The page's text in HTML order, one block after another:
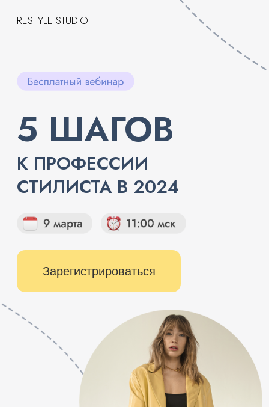
RESTYLE STUDIO
Зарегистрироваться
Ваша пошаговая
инструкция к
профессии мечты
5 ШАГОВ
К ПРОФЕССИИ
СТИЛИСТА В 2024